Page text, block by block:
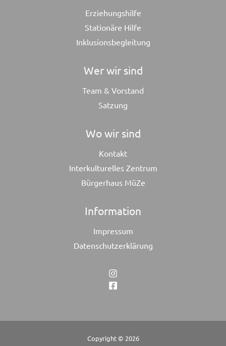
Erziehungshilfe
Stationäre Hilfe
Inklusionsbegleitung
Wer wir sind
Team & Vorstand
Satzung
Wo wir sind
Kontakt
Interkulturelles Zentrum
Bürgerhaus MüZe
Information
Impressum
Datenschutzerklärung
Copyright © 2026